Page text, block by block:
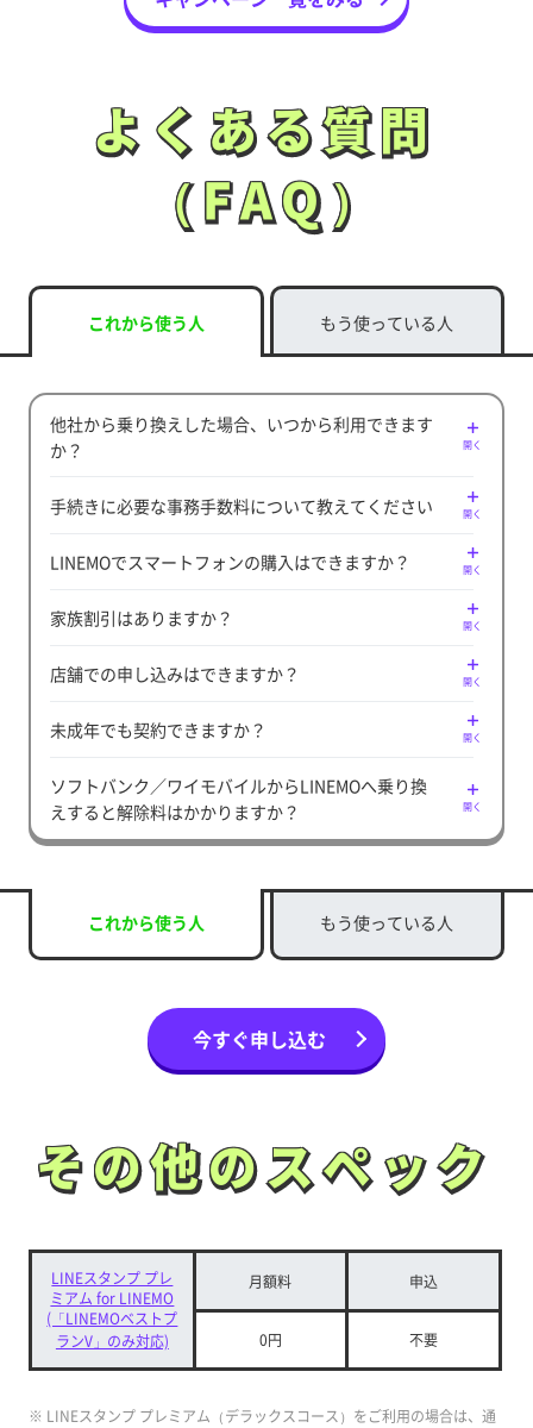
よくある質問
（FAQ）
よくある質問
（FAQ）
これから使う人 もう使っている人
他社から乗り換えした場合、いつから利用できます
か？
開く
手続きに必要な事務手数料について教えてください 開く
LINEMOでスマートフォンの購入はできますか？ 開く
家族割引はありますか？ 開く
店舗での申し込みはできますか？ 開く
未成年でも契約できますか？ 開く
ソフトバンク／ワイモバイルからLINEMOへ乗り換
えすると解除料はかかりますか？
開く
これから使う人 もう使っている人
今すぐ申し込む
その他のスペック
その他のスペック
LINEスタンプ プレ
ミアム for LINEMO
(「LINEMOベストプ
ランV」のみ対応)
月額料 申込
0円 不要
※ LINEスタンプ プレミアム（デラックスコース）をご利用の場合は、通